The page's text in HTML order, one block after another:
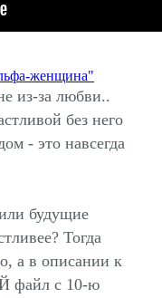
женщина"
из-за любви..
без него
- это навсегда
будущие
Тогда
а в описании к
файл с 10-ю